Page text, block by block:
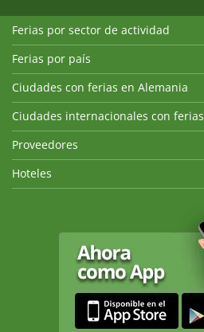
Ferias por sector de actividad
Ferias por país
Ciudades con ferias en Alemania
Ciudades internacionales con ferias
Proveedores
Hoteles